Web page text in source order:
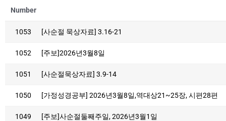
Number
1053 [사순절 묵상자료] 3.16-21
1052 [주보]2026년3월8일
1051 [사순절묵상자료] 3.9-14
1050 [가정성경공부] 2026년3월8일,역대상21~25장, 시편28편
1049 [주보]사순절둘째주일, 2026년3월1일